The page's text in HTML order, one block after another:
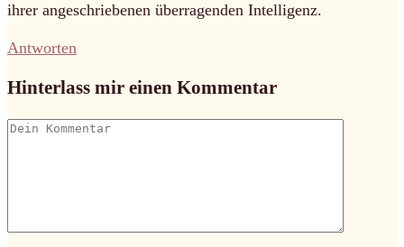
ihrer angeschriebenen überragenden Intelligenz.
Antworten
Hinterlass mir einen Kommentar